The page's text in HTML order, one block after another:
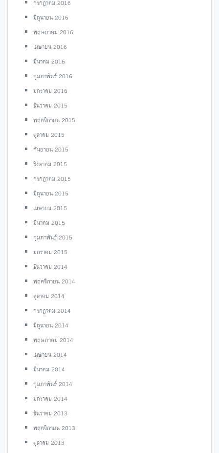
กรกฎาคม 2016
มิถุนายน 2016
พฤษภาคม 2016
เมษายน 2016
มีนาคม 2016
กุมภาพันธ์ 2016
มกราคม 2016
ธันวาคม 2015
พฤศจิกายน 2015
ตุลาคม 2015
กันยายน 2015
สิงหาคม 2015
กรกฎาคม 2015
มิถุนายน 2015
เมษายน 2015
มีนาคม 2015
กุมภาพันธ์ 2015
มกราคม 2015
ธันวาคม 2014
พฤศจิกายน 2014
ตุลาคม 2014
กรกฎาคม 2014
มิถุนายน 2014
พฤษภาคม 2014
เมษายน 2014
มีนาคม 2014
กุมภาพันธ์ 2014
มกราคม 2014
ธันวาคม 2013
พฤศจิกายน 2013
ตุลาคม 2013